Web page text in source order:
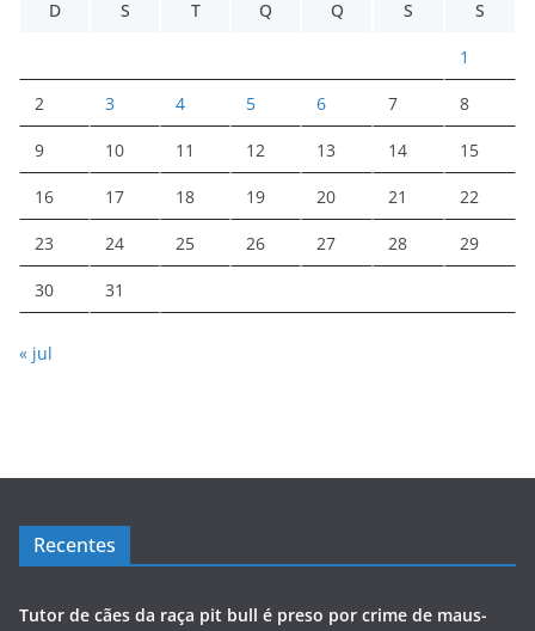
D
S T Q Q S S
1
2 3 4 5 6 7 8
9 10 11 12 13 14 15
16 17 18 19 20 21 22
23 24 25 26 27 28 29
30 31
« jul
Recentes
Tutor de cães da raça pit bull é preso por crime de maus-